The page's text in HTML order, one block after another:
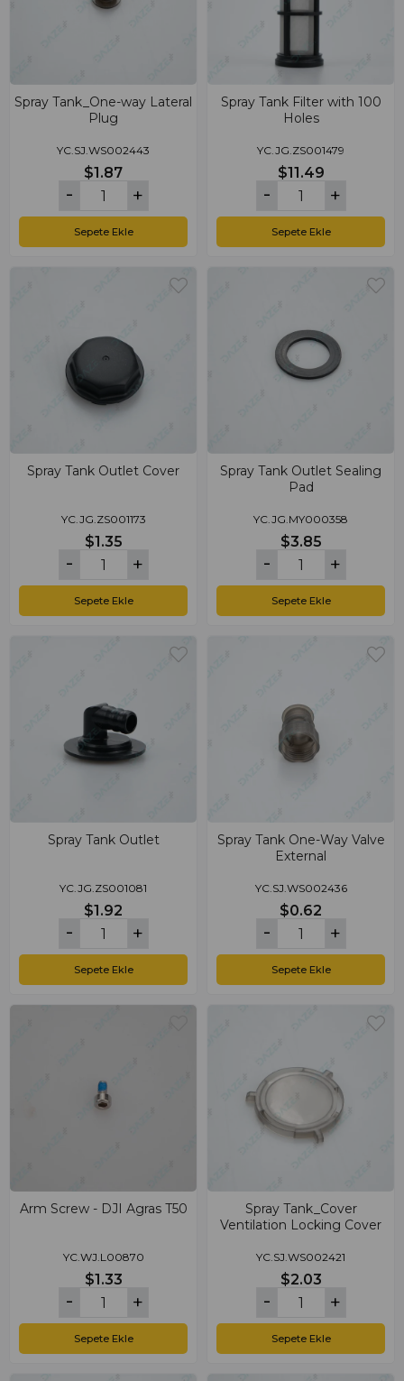
Spray Tank_One-way Lateral
Plug
YC.SJ.WS002443
$1.87
Sepete Ekle
Spray Tank Filter with 100
Holes
YC.JG.ZS001479
$11.49
Sepete Ekle
Spray Tank Outlet Cover
YC.JG.ZS001173
$1.35
Sepete Ekle
Spray Tank Outlet Sealing
Pad
YC.JG.MY000358
$3.85
Sepete Ekle
Spray Tank Outlet
YC.JG.ZS001081
$1.92
Sepete Ekle
Spray Tank One-Way Valve
External
YC.SJ.WS002436
$0.62
Sepete Ekle
Arm Screw - DJI Agras T50
YC.WJ.L00870
$1.33
Sepete Ekle
Spray Tank_Cover
Ventilation Locking Cover
YC.SJ.WS002421
$2.03
Sepete Ekle